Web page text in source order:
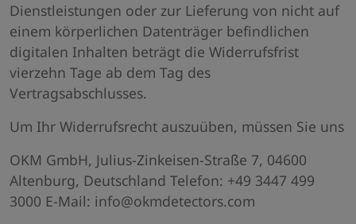
Dienstleistungen oder zur Lieferung von nicht auf
einem körperlichen Datenträger befindlichen
digitalen Inhalten beträgt die Widerrufsfrist
vierzehn Tage ab dem Tag des
Vertragsabschlusses.
Um Ihr Widerrufsrecht auszuüben, müssen Sie uns
OKM GmbH, Julius-Zinkeisen-Straße 7, 04600
Altenburg, Deutschland Telefon: +49 3447 499
3000 E-Mail: info@okmdetectors.com